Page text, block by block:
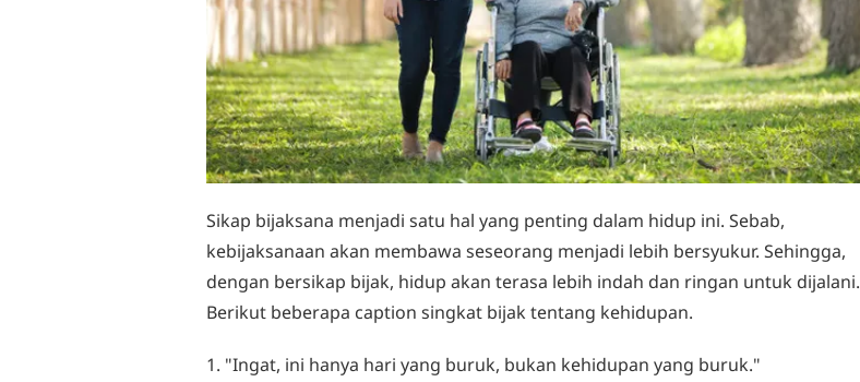
Sikap bijaksana menjadi satu hal yang penting dalam hidup ini. Sebab,
kebijaksanaan akan membawa seseorang menjadi lebih bersyukur. Sehingga,
dengan bersikap bijak, hidup akan terasa lebih indah dan ringan untuk dijalani.
Berikut beberapa caption singkat bijak tentang kehidupan.
1. "Ingat, ini hanya hari yang buruk, bukan kehidupan yang buruk."